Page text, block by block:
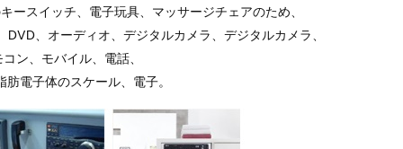
スイッチ、電子玩具、マッサージチェアのため、
、オーディオ、デジタルカメラ、デジタルカメラ、
ン、モバイル、電話、
電子体のスケール、電子。